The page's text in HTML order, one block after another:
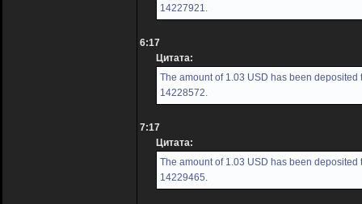
14227921.
6:17
Цитата:
The amount of 1.03 USD has been deposited
14228572.
7:17
Цитата:
The amount of 1.03 USD has been deposited
14229465.